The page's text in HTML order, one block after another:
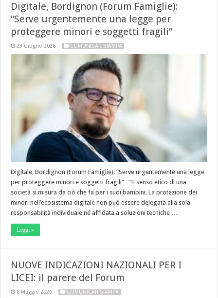
Digitale, Bordignon (Forum Famiglie):
“Serve urgentemente una legge per
proteggere minori e soggetti fragili”
23 Giugno 2026 COMUNICATI STAMPA
Digitale, Bordignon (Forum Famiglie): “Serve urgentemente una legge
per proteggere minori e soggetti fragili” “Il senso etico di una
società si misura da ciò che fa per i suoi bambini. La protezione dei
minori nell’ecosistema digitale non può essere delegata alla sola
responsabilità individuale né affidata a soluzioni tecniche …
Leggi »
NUOVE INDICAZIONI NAZIONALI PER I
LICEI: il parere del Forum
8 Maggio 2026 COMUNICATI STAMPA